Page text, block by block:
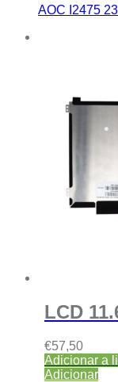
AOC I2475
LCD
€57,50
Adicionar a
Adicionar